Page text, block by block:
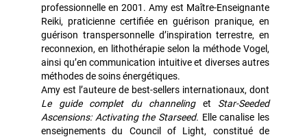
professionnelle en 2001. Amy est Maître-Enseignante
Reiki, praticienne certifiée en guérison pranique, en
guérison transpersonnelle d’inspiration terrestre, en
reconnexion, en lithothérapie selon la méthode Vogel,
ainsi qu’en communication intuitive et diverses autres
méthodes de soins énergétiques.
Amy est l’auteure de best-sellers internationaux, dont
Le guide complet du channeling et Star-Seeded
Ascensions: Activating the Starseed. Elle canalise les
enseignements du Council of Light, constitué de